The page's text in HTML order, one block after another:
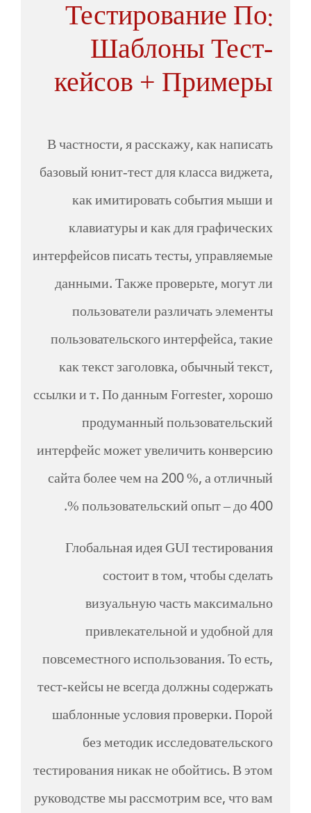
Тестирование По:
Шаблоны Тест-
кейсов + Примеры
В частности, я расскажу, как написать
базовый юнит-тест для класса виджета,
как имитировать события мыши и
клавиатуры и как для графических
интерфейсов писать тесты, управляемые
данными. Также проверьте, могут ли
пользователи различать элементы
пользовательского интерфейса, такие
как текст заголовка, обычный текст,
ссылки и т. По данным Forrester, хорошо
продуманный пользовательский
интерфейс может увеличить конверсию
сайта более чем на 200 %, а отличный
пользовательский опыт – до 400 %.
Глобальная идея GUI тестирования
состоит в том, чтобы сделать
визуальную часть максимально
привлекательной и удобной для
повсеместного использования. То есть,
тест-кейсы не всегда должны содержать
шаблонные условия проверки. Порой
без методик исследовательского
тестирования никак не обойтись. В этом
руководстве мы рассмотрим все, что вам